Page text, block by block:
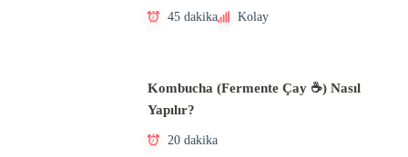
45 dakika Kolay
Kombucha (Fermente Çay ☕) Nasıl
Yapılır?
20 dakika